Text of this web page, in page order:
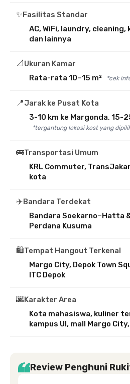
✨Fasilitas Standar
AC, WiFi, laundry, cleaning,
dan lainnya
📐 Ukuran Kamar
Rata-rata 10–15 m²
*cek
📍Jarak ke Pusat Kota
3-10 km ke Margonda, 15-
*tergantung lokasi kost yang
🚌Transportasi Umum
KRL Commuter,
kota
✈️Bandara Terdekat
Bandara Soekarno–Hatta
Perdana Kusuma
🛍️Tempat Hangout Terkenal
Margo City, Depok Town
ITC Depok
🌆Karakter Area
Kota mahasiswa, kuliner
kampus UI, mall Margo
Review Penghuni